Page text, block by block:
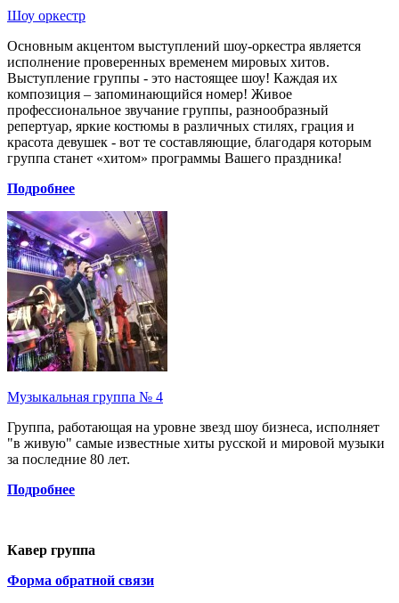
Шоу оркестр
Основным акцентом выступлений шоу-оркестра является
исполнение проверенных временем мировых хитов.
Выступление группы - это настоящее шоу! Каждая их
композиция – запоминающийся номер! Живое
профессиональное звучание группы, разнообразный
репертуар, яркие костюмы в различных стилях, грация и
красота девушек - вот те составляющие, благодаря которым
группа станет «хитом» программы Вашего праздника!
Подробнее
Музыкальная группа № 4
Группа, работающая на уровне звезд шоу бизнеса, исполняет
"в живую" самые известные хиты русской и мировой музыки
за последние 80 лет.
Подробнее
Кавер группа
Форма обратной связи